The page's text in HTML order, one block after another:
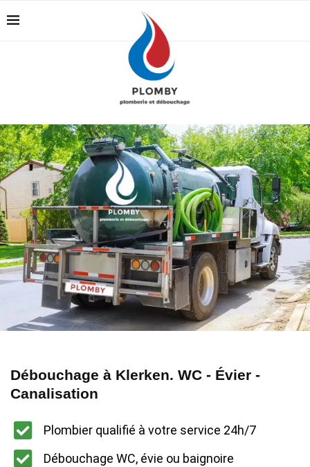
Débouchage à Klerken. WC - Évier -
Canalisation
Plombier qualifié à votre service 24h/7
Débouchage WC, évie ou baignoire